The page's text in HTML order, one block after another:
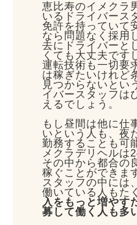
恵比寿のイメクラ
いるドライバース
免許を持っていて
なら問題なく採用
去にドライバーと
くても大丈夫です
運転技術も一切要
は稼ぎたいけれど
見つからないとい
イバースタッフは
えるでしょう。
もし昼間は他に仕
いという人も、夜
勤務することも可
メクラデリヘルは
その中から都合の
稼ぐことができま
スタッフの中には
働いている人もた
入をもっと増やす
募して働く人も多